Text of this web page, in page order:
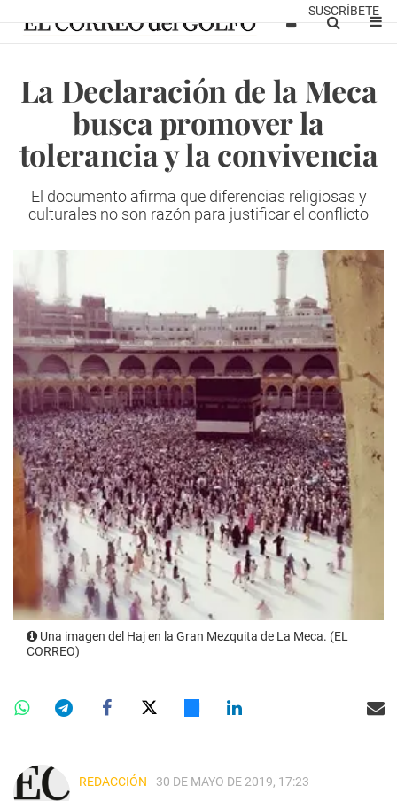
SUSCRÍBETE
La Declaración de la Meca
busca promover la
tolerancia y la convivencia
El documento afirma que diferencias religiosas y
culturales no son razón para justificar el conflicto
Una imagen del Haj en la Gran Mezquita de La Meca. (EL
CORREO)
REDACCIÓN 30 DE MAYO DE 2019, 17:23